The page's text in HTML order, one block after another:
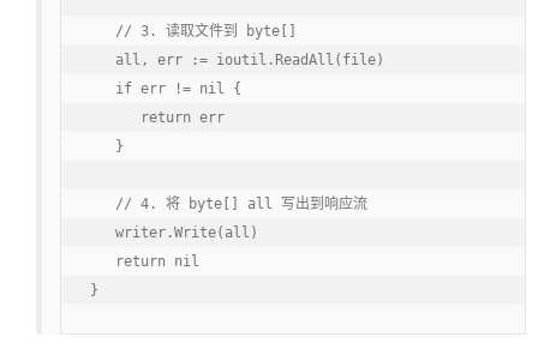
   // 3. 读取文件到 byte[]
   all, err := ioutil.ReadAll(file)
   if err != nil {
      return err
   }
   // 4. 将 byte[] all 写出到响应流
   writer.Write(all)
   return nil
}